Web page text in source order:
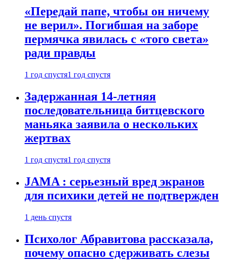
«Передай папе, чтобы он ничему
не верил». Погибшая на заборе
пермячка явилась с «того света»
ради правды
1 год спустя1 год спустя
Задержанная 14-летняя
последовательница битцевского
маньяка заявила о нескольких
жертвах
1 год спустя1 год спустя
JAMA : серьезный вред экранов
для психики детей не подтвержден
1 день спустя
Психолог Абравитова рассказала,
почему опасно сдерживать слезы